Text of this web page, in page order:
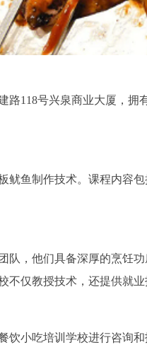
路118号兴泉商业大厦，
鱿鱼制作技术。课程内容
队，他们具备深厚的烹饪
仅教授技术，还提供就
小吃培训学校进行咨询